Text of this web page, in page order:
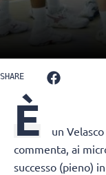
SHARE
È
un
commenta, ai
successo (pieno)